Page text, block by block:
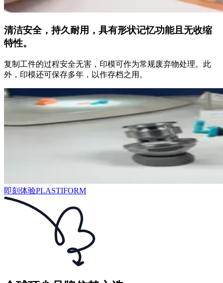
清洁安全，持久耐用，具有形状记忆功能且无收缩
特性。
复制工件的过程安全无害，印模可作为常规废弃物处理。此
外，印模还可保存多年，以作存档之用。
即刻体验PLASTIFORM